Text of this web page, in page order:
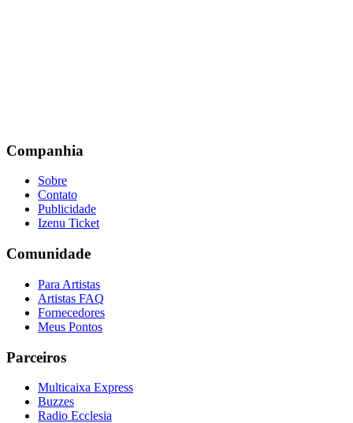
Companhia
Sobre
Contato
Publicidade
Izenu Ticket
Comunidade
Para Artistas
Artistas FAQ
Fornecedores
Meus Pontos
Parceiros
Multicaixa Express
Buzzes
Radio Ecclesia